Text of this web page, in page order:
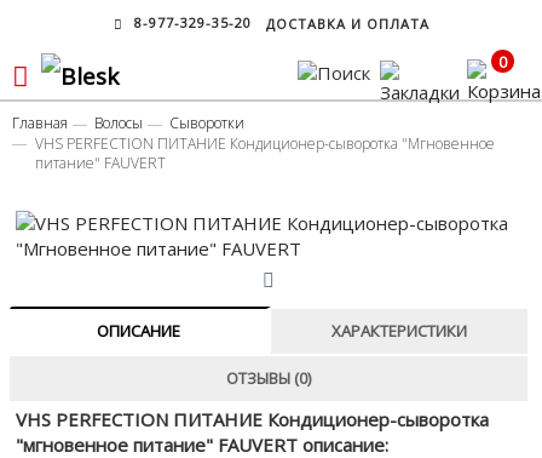
8-977-329-35-20 ДОСТАВКА И ОПЛАТА
0
Главная Волосы
Сыворотки
VHS PERFECTION ПИТАНИЕ Кондиционер-сыворотка "Мгновенное
питание" FAUVERT
ОПИСАНИЕ ХАРАКТЕРИСТИКИ
ОТЗЫВЫ (0)
VHS PERFECTION ПИТАНИЕ Кондиционер-сыворотка
"мгновенное питание" FAUVERT описание: